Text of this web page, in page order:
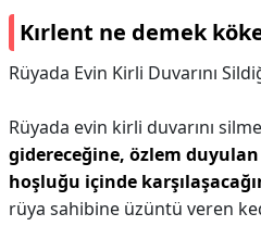
Kırlent ne demek
Rüyada Evin Kirli Duvarını
Rüyada evin kirli duvarını
gidereceğine, özlem
hoşluğu içinde
rüya sahibine üzüntü veren